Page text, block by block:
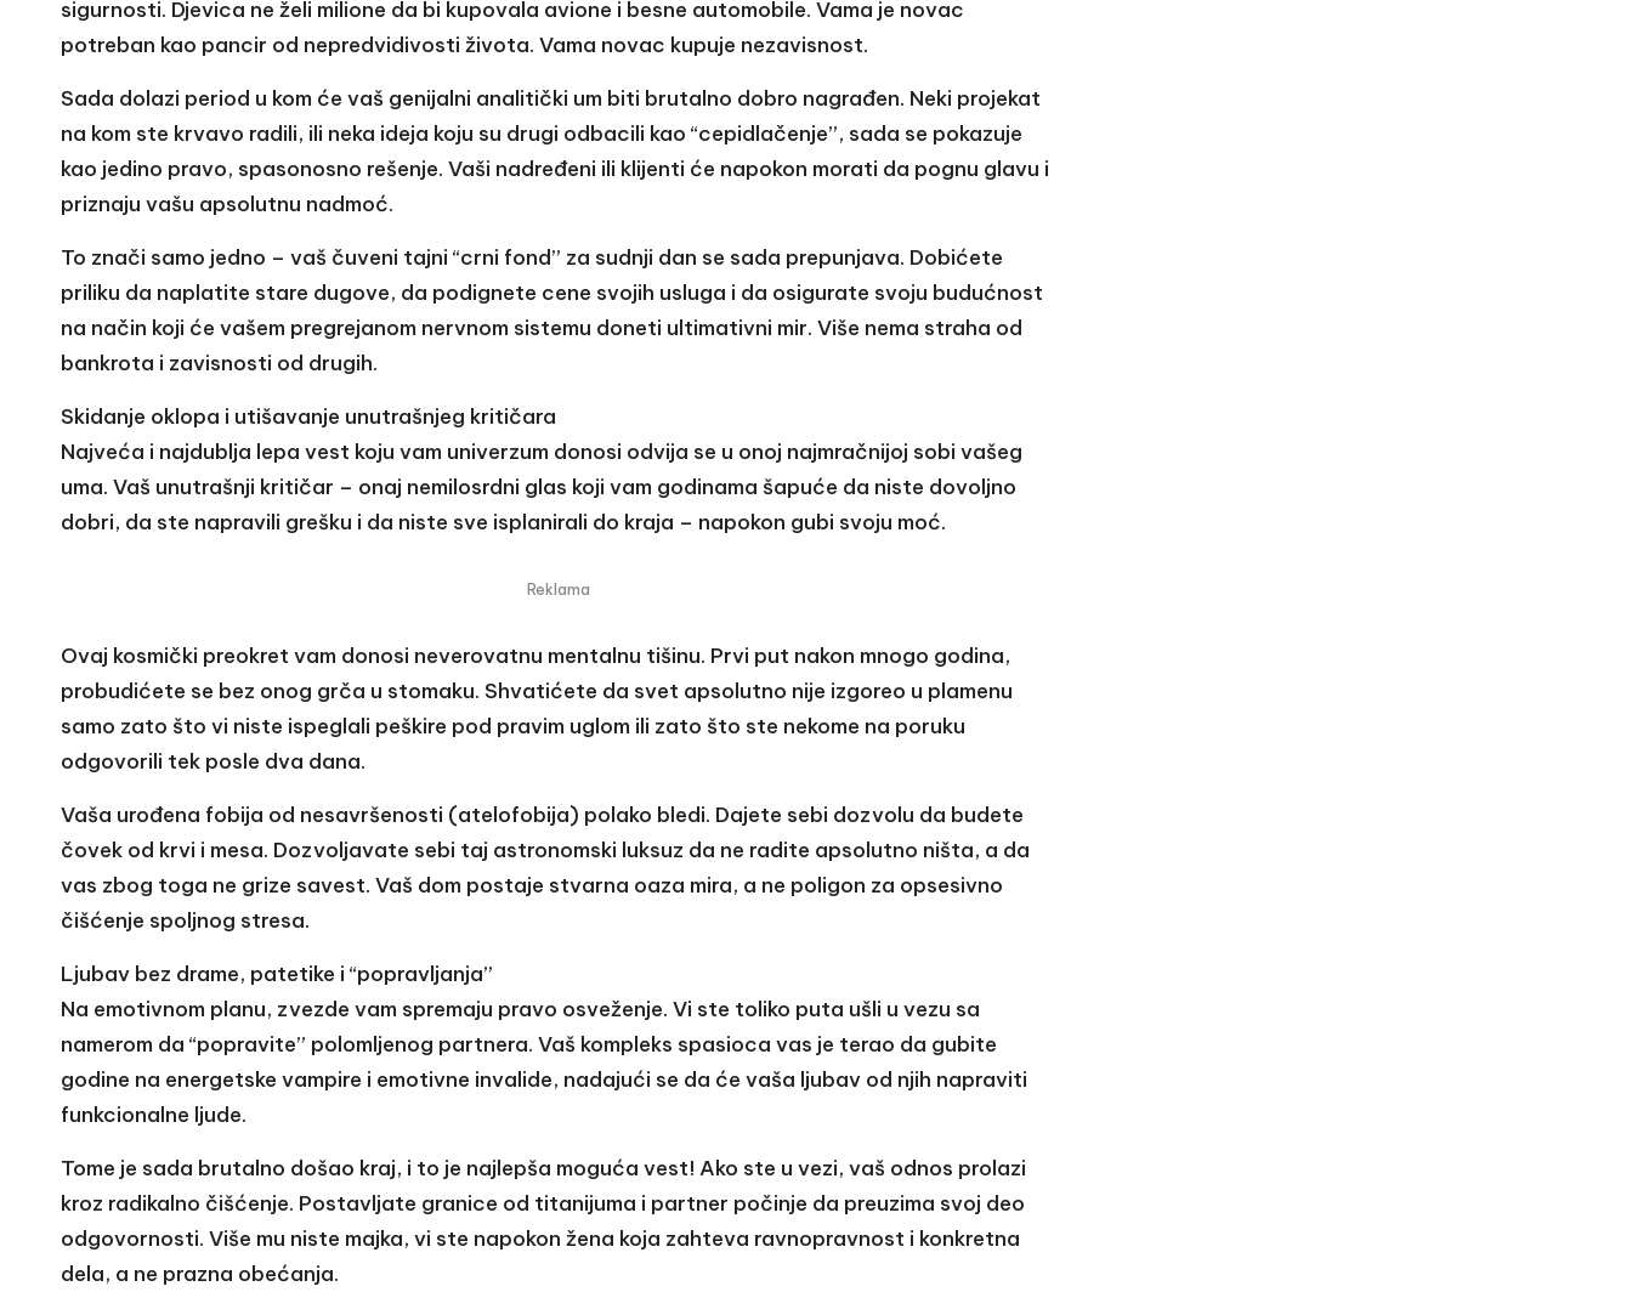
sigurnosti. Djevica ne želi milione da bi kupovala avione i besne automobile. Vama je novac
potreban kao pancir od nepredvidivosti života. Vama novac kupuje nezavisnost.
Sada dolazi period u kom će vaš genijalni analitički um biti brutalno dobro nagrađen. Neki projekat
na kom ste krvavo radili, ili neka ideja koju su drugi odbacili kao “cepidlačenje”, sada se pokazuje
kao jedino pravo, spasonosno rešenje. Vaši nadređeni ili klijenti će napokon morati da pognu glavu i
priznaju vašu apsolutnu nadmoć.
To znači samo jedno – vaš čuveni tajni “crni fond” za sudnji dan se sada prepunjava. Dobićete
priliku da naplatite stare dugove, da podignete cene svojih usluga i da osigurate svoju budućnost
na način koji će vašem pregrejanom nervnom sistemu doneti ultimativni mir. Više nema straha od
bankrota i zavisnosti od drugih.
Skidanje oklopa i utišavanje unutrašnjeg kritičara
Najveća i najdublja lepa vest koju vam univerzum donosi odvija se u onoj najmračnijoj sobi vašeg
uma. Vaš unutrašnji kritičar – onaj nemilosrdni glas koji vam godinama šapuće da niste dovoljno
dobri, da ste napravili grešku i da niste sve isplanirali do kraja – napokon gubi svoju moć.
Reklama
Ovaj kosmički preokret vam donosi neverovatnu mentalnu tišinu. Prvi put nakon mnogo godina,
probudićete se bez onog grča u stomaku. Shvatićete da svet apsolutno nije izgoreo u plamenu
samo zato što vi niste ispeglali peškire pod pravim uglom ili zato što ste nekome na poruku
odgovorili tek posle dva dana.
Vaša urođena fobija od nesavršenosti (atelofobija) polako bledi. Dajete sebi dozvolu da budete
čovek od krvi i mesa. Dozvoljavate sebi taj astronomski luksuz da ne radite apsolutno ništa, a da
vas zbog toga ne grize savest. Vaš dom postaje stvarna oaza mira, a ne poligon za opsesivno
čišćenje spoljnog stresa.
Ljubav bez drame, patetike i “popravljanja”
Na emotivnom planu, zvezde vam spremaju pravo osveženje. Vi ste toliko puta ušli u vezu sa
namerom da “popravite” polomljenog partnera. Vaš kompleks spasioca vas je terao da gubite
godine na energetske vampire i emotivne invalide, nadajući se da će vaša ljubav od njih napraviti
funkcionalne ljude.
Tome je sada brutalno došao kraj, i to je najlepša moguća vest! Ako ste u vezi, vaš odnos prolazi
kroz radikalno čišćenje. Postavljate granice od titanijuma i partner počinje da preuzima svoj deo
odgovornosti. Više mu niste majka, vi ste napokon žena koja zahteva ravnopravnost i konkretna
dela, a ne prazna obećanja.